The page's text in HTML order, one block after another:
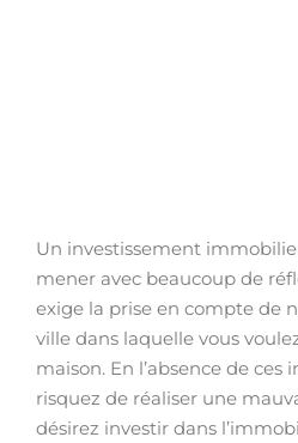
Un investissement
mener avec beaucoup de
exige la prise en compte de
ville dans laquelle vous
maison. En l’absence de ces
risquez de réaliser une
désirez investir dans